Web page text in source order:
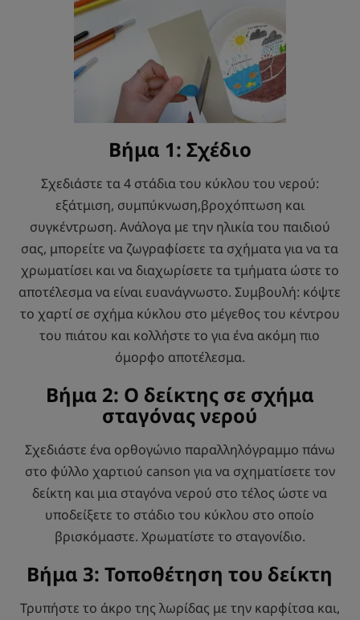
Βήμα 1: Σχέδιο
Σχεδιάστε τα 4 στάδια του κύκλου του νερού:
εξάτμιση, συμπύκνωση,βροχόπτωση και
συγκέντρωση. Ανάλογα με την ηλικία του παιδιού
σας, μπορείτε να ζωγραφίσετε τα σχήματα για να τα
χρωματίσει και να διαχωρίσετε τα τμήματα ώστε το
αποτέλεσμα να είναι ευανάγνωστο. Συμβουλή: κόψτε
το χαρτί σε σχήμα κύκλου στο μέγεθος του κέντρου
του πιάτου και κολλήστε το για ένα ακόμη πιο
όμορφο αποτέλεσμα.
Βήμα 2: Ο δείκτης σε σχήμα
σταγόνας νερού
Σχεδιάστε ένα ορθογώνιο παραλληλόγραμμο πάνω
στο φύλλο χαρτιού canson για να σχηματίσετε τον
δείκτη και μια σταγόνα νερού στο τέλος ώστε να
υποδείξετε το στάδιο του κύκλου στο οποίο
βρισκόμαστε. Χρωματίστε το σταγονίδιο.
Βήμα 3: Τοποθέτηση του δείκτη
Τρυπήστε το άκρο της λωρίδας με την καρφίτσα και,